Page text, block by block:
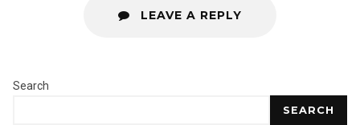
LEAVE A REPLY
Search
SEARCH